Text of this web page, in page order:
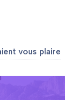
vous plaire